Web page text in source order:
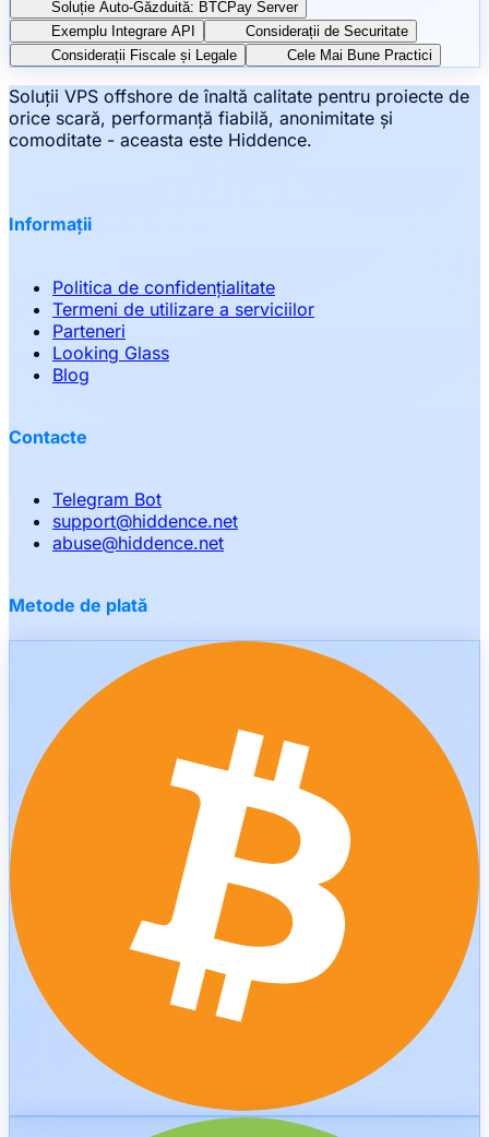
Soluție Auto-Găzduită: BTCPay Server
Exemplu Integrare API
Considerații de Securitate
Considerații Fiscale și Legale
Cele Mai Bune Practici
Soluții VPS offshore de înaltă calitate pentru proiecte de
orice scară, performanță fiabilă, anonimitate și
comoditate - aceasta este Hiddence.
Informații
Politica de confidențialitate
Termeni de utilizare a serviciilor
Parteneri
Looking Glass
Blog
Contacte
Telegram Bot
support@hiddence.net
abuse@hiddence.net
Metode de plată